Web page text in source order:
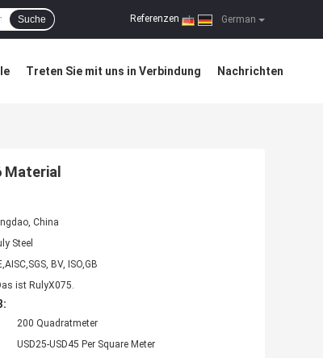
German
Referenzen |
Suche
Treten Sie mit uns in Verbindung Nachrichten
China
Steel
BV, ISO,GB
ist RulyX075.
200 Quadratmeter
USD25-USD45 Per Square Meter